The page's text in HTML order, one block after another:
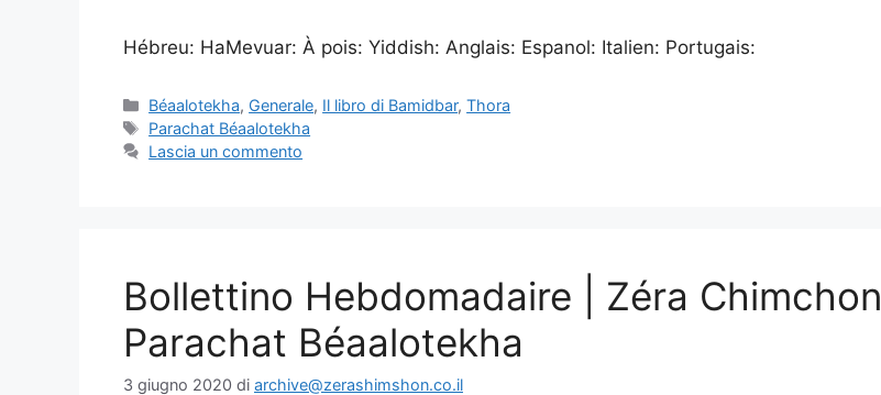
Hébreu: HaMevuar: À pois: Yiddish: Anglais: Espanol: Italien: Portugais:
Béaalotekha, Generale, Il libro di Bamidbar,Thora
Parachat Béaalotekha
Lascia un commento
Bollettino Hebdomadaire | Zéra Chimchon
Parachat Béaalotekha
3 giugno 2020 di archive@zerashimshon.co.il